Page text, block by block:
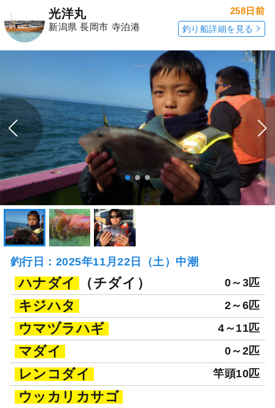
光洋丸
新潟県 長岡市 寺泊港
258日前
釣り船詳細を見る
釣行日：2025年11月22日（土）中潮
ハナダイ （チダイ） 0～3匹
キジハタ 2～6匹
ウマヅラハギ 4～11匹
マダイ 0～2匹
レンコダイ 竿頭10匹
ウッカリカサゴ